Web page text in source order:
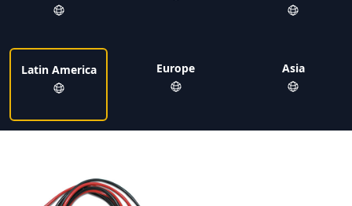
Latin America Europe Asia